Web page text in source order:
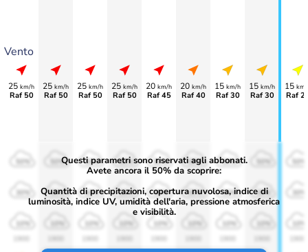
Vento
25 km/h
Raf 50
25 km/h
Raf 50
25 km/h
Raf 50
25 km/h
Raf 50
20 km/h
Raf 45
20 km/h
Raf 40
15 km/h
Raf 30
15 km/h
Raf 30
15
Raf
50%
30%
10%
50%
30%
50%
30%
10%
50%
30%
50%
30%
10%
50%
30%
50%
30%
10%
30% 30%
Questi parametri sono riservati agli abbonati.
Avete ancora il 50% da scoprire:
Quantità di precipitazioni, copertura nuvolosa, indice di
luminosità, indice UV, umidità dell'aria, pressione atmosferica
e visibilità.